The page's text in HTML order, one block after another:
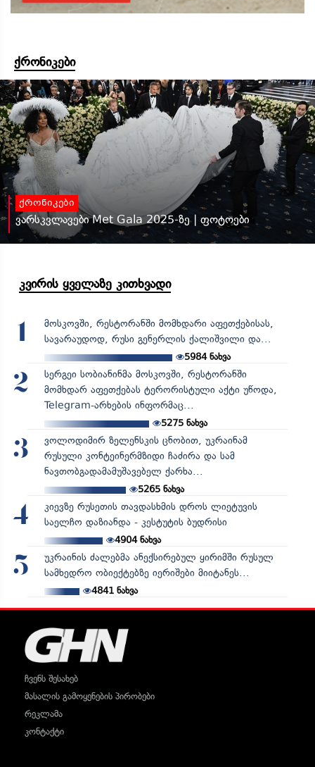
ქრონიკები
ქრონიკები
ვარსკვლავები Met Gala 2025-ზე | ფოტოები
კვირის ყველაზე კითხვადი
1
მოსკოვში, რესტორანში მომხდარი აფეთქებისას,
სავარაუდოდ, რუსი გენერლის ქალიშვილი და...
5984ნახვა
2
სერგეი სობიანინმა მოსკოვში, რესტორანში
მომხდარ აფეთქებას ტერორისტული აქტი უწოდა,
Telegram-არხების ინფორმაც...
5275ნახვა
3
ვოლოდიმირ ზელენსკის ცნობით, უკრაინამ
რუსული კონტეინერმზიდი ჩაძირა და სამ
ნავთობგადამამუშავებელ ქარხა...
5265ნახვა
4
კიევზე რუსეთის თავდასხმის დროს ლიეტუვის
საელჩო დაზიანდა - კესტუტის ბუდრისი
4904ნახვა
5
უკრაინის ძალებმა ანექსირებულ ყირიმში რუსულ
სამხედრო ობიექტებზე იერიშები მიიტანეს...
4841ნახვა
ჩვენს შესახებ
მასალის გამოყენების პირობები
რეკლამა
კონტაქტი